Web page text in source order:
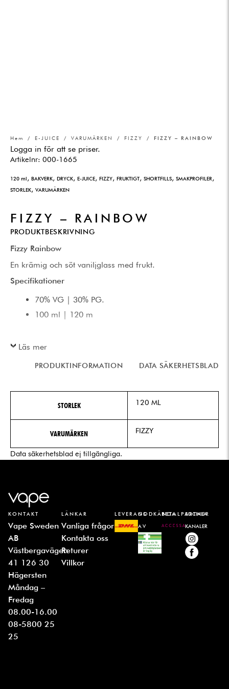
Hem / E-JUICE / VARUMÄRKEN / FIZZY / FIZZY – RAINBOW
Logga in för att se priser.
Artikelnr: 000-1665
120 ml, BAKVERK, DRYCK, E-JUICE, FIZZY, FRUKTIGT, SHORTFILLS, SMAKPROFILER,
STORLEK, VARUMÄRKEN
FIZZY – RAINBOW
PRODUKTBESKRIVNING
Fizzy Rainbow
En krämig och söt vaniljglass med frukt.
Specifikationer
70% VG | 30% PG.
100 ml | 120 m
Läs mer
PRODUKTINFORMATION DATA SÄKERHETSBLAD
STORLEK 120 ML
VARUMÄRKEN FIZZY
Data säkerhetsblad ej tillgängliga.
KONTAKT
Vape Sweden
AB
Västbergavägen
41 126 30
Hägersten
Måndag –
Fredag
08.00-16.00
08-5800 25
25
LÄNKAR
Vanliga frågor
Kontakta oss
Returer
Villkor
LEVERANSGODKÄNDA
AV
BETALPARTNER
SOCIALA
KANALER